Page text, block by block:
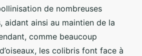
de nombreuses
aidant ainsi au maintien de la
comme beaucoup
les colibris font face à